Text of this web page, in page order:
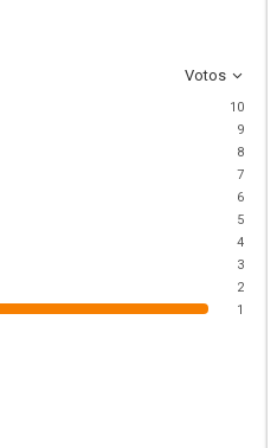
Votos
10
9
8
7
6
5
4
3
2
1